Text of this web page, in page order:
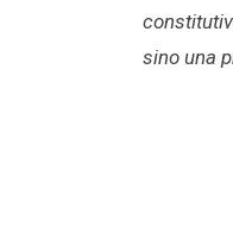
sino una